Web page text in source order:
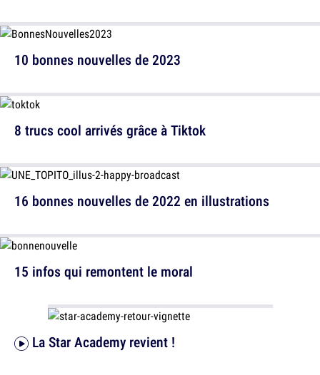
10 bonnes nouvelles de 2023
16 bonnes nouvelles de 2022 en illustrations
La Star Academy revient !
8 trucs cool arrivés grâce à Tiktok
15 infos qui remontent le moral